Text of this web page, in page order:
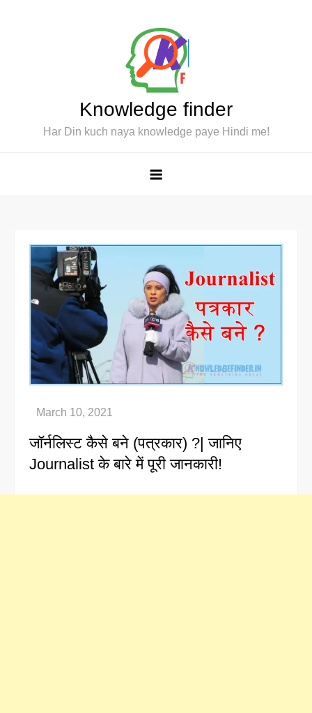
Knowledge finder
Har Din kuch naya knowledge paye Hindi me!
जॉर्नलिस्ट कैसे बने (पत्रकार) ?| जानिए
Journalist के बारे में पूरी जानकारी!